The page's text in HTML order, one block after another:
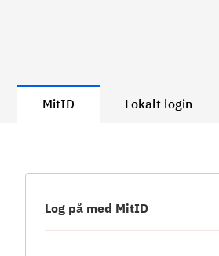
MitID Lokalt login
Log på med MitID